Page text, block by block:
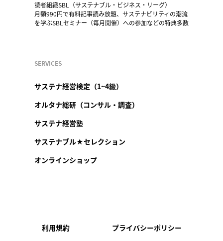
読者組織SBL（サステナブル・ビジネス・リーグ）
月額990円で有料記事読み放題、サステナビリティの潮流
を学ぶSBLセミナー（毎月開催）への参加などの特典多数
SERVICES
サステナ経営検定（1~4級）
オルタナ総研（コンサル・調査）
サステナ経営塾
サステナブル★セレクション
オンラインショップ
利用規約 プライバシーポリシー